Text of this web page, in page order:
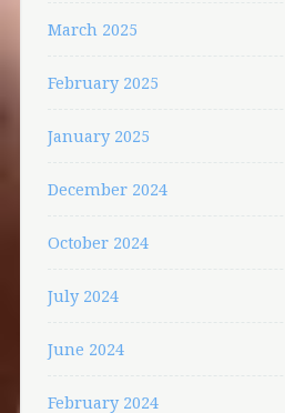
March 2025
February 2025
January 2025
December 2024
October 2024
July 2024
June 2024
February 2024